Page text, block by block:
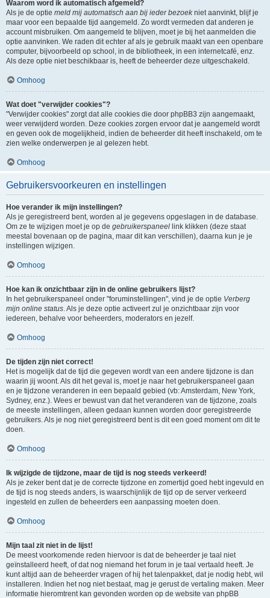
Waarom word ik automatisch afgemeld?
Als je de optie meld mij automatisch aan bij ieder bezoekniet aanvinkt, blijf je
maar voor een bepaalde tijd aangemeld. Zo wordt vermeden dat anderen je
account misbruiken. Om aangemeld te blijven, moet je bij het aanmelden die
optie aanvinken. We raden dit echter af als je gebruik maakt van een openbare
computer, bijvoorbeeld op school, in de bibliotheek, in een internetcafé, enz.
Als deze optie niet beschikbaar is, heeft de beheerder deze uitgeschakeld.
Omhoog
Wat doet "verwijder cookies"?
"Verwijder cookies" zorgt dat alle cookies die door phpBB3 zijn aangemaakt,
weer verwijderd worden. Deze cookies zorgen ervoor dat je aangemeld wordt
en geven ook de mogelijkheid, indien de beheerder dit heeft inschakeld, om te
zien welke onderwerpen je al gelezen hebt.
Omhoog
Gebruikersvoorkeuren en instellingen
Hoe verander ik mijn instellingen?
Als je geregistreerd bent, worden al je gegevens opgeslagen in de database.
Om ze te wijzigen moet je op de gebruikerspaneel link klikken (deze staat
meestal bovenaan op de pagina, maar dit kan verschillen), daarna kun je je
instellingen wijzigen.
Omhoog
Hoe kan ik onzichtbaar zijn in de online gebruikers lijst?
In het gebruikerspaneel onder "foruminstellingen", vind je de optie Verberg
mijn online status. Als je deze optie activeert zul je onzichtbaar zijn voor
iedereen, behalve voor beheerders, moderators en jezelf.
Omhoog
De tijden zijn niet correct!
Het is mogelijk dat de tijd die gegeven wordt van een andere tijdzone is dan
waarin jij woont. Als dit het geval is, moet je naar het gebruikerspaneel gaan
en je tijdzone veranderen in een bepaald gebied (vb: Amsterdam, New York,
Sydney, enz.). Wees er bewust van dat het veranderen van de tijdzone, zoals
de meeste instellingen, alleen gedaan kunnen worden door geregistreerde
gebruikers. Als je nog niet geregistreerd bent is dit een goed moment om dit te
doen.
Omhoog
Ik wijzigde de tijdzone, maar de tijd is nog steeds verkeerd!
Als je zeker bent dat je de correcte tijdzone en zomertijd goed hebt ingevuld en
de tijd is nog steeds anders, is waarschijnlijk de tijd op de server verkeerd
ingesteld en zullen de beheerders een aanpassing moeten doen.
Omhoog
Mijn taal zit niet in de lijst!
De meest voorkomende reden hiervoor is dat de beheerder je taal niet
geïnstalleerd heeft, of dat nog niemand het forum in je taal vertaald heeft. Je
kunt altijd aan de beheerder vragen of hij het talenpakket, dat je nodig hebt, wil
installeren. Indien het nog niet bestaat, mag je gerust de vertaling maken. Meer
informatie hieromtrent kan gevonden worden op de website van phpBB